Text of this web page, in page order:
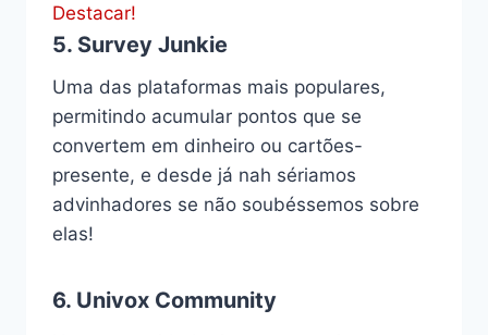
Destacar!
5. Survey Junkie
Uma das plataformas mais populares,
permitindo acumular pontos que se
convertem em dinheiro ou cartões-
presente, e desde já nah sériamos
advinhadores se não soubéssemos sobre
elas!
6. Univox Community